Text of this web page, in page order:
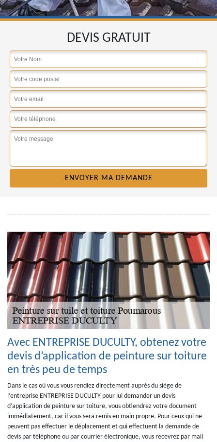
DEVIS GRATUIT
Avec ENTREPRISE DUCULTY, obtenez votre
devis d’application de peinture sur toiture
en très peu de temps
Dans le cas où vous vous rendiez directement auprès du siège de
l’entreprise ENTREPRISE DUCULTY pour lui demander un devis
d’application de peinture sur toiture, vous obtiendrez votre document
immédiatement, car il vous sera remis en main propre. Pour ceux qui ne
peuvent pas effectuer le déplacement et qui effectuent la demande de
devis par téléphone ou par courrier électronique, vous recevrez par mail